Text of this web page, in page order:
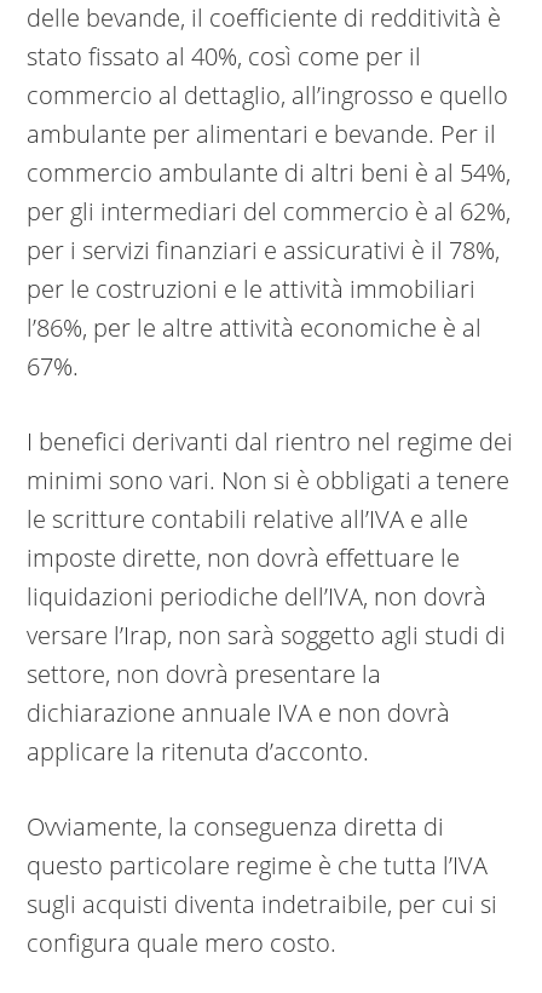
delle bevande, il coefficiente di redditività è
stato fissato al 40%, così come per il
commercio al dettaglio, all’ingrosso e quello
ambulante per alimentari e bevande. Per il
commercio ambulante di altri beni è al 54%,
per gli intermediari del commercio è al 62%,
per i servizi finanziari e assicurativi è il 78%,
per le costruzioni e le attività immobiliari
l’86%, per le altre attività economiche è al
67%.
I benefici derivanti dal rientro nel regime dei
minimi sono vari. Non si è obbligati a tenere
le scritture contabili relative all’IVA e alle
imposte dirette, non dovrà effettuare le
liquidazioni periodiche dell’IVA, non dovrà
versare l’Irap, non sarà soggetto agli studi di
settore, non dovrà presentare la
dichiarazione annuale IVA e non dovrà
applicare la ritenuta d’acconto.
Ovviamente, la conseguenza diretta di
questo particolare regime è che tutta l’IVA
sugli acquisti diventa indetraibile, per cui si
configura quale mero costo.